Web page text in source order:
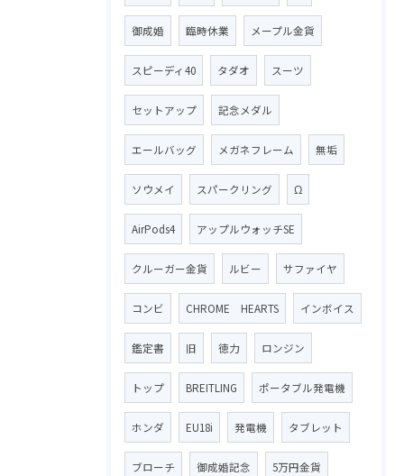
御成婚 臨時休業 メープル金貨
スピーディ40 タダオ スーツ
セットアップ 記念メダル
エールバッグ メガネフレーム 無垢
ソウメイ スパークリング Ω
AirPods4 アップルウォッチSE
クルーガー金貨 ルビー サファイヤ
コンビ CHROME HEARTS インボイス
鑑定書 旧 徳力 ロンジン
トップ BREITLING ポータブル発電機
ホンダ EU18i 発電機 タブレット
ブローチ 御成婚記念 5万円金貨